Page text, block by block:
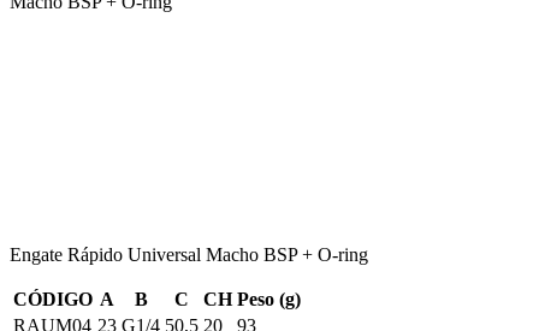
Engate Rápido Universal Macho BSP + O-ring
CÓDIGO A B C CH Peso (g)
RAUM04 23 G1/4 50,5 20
93